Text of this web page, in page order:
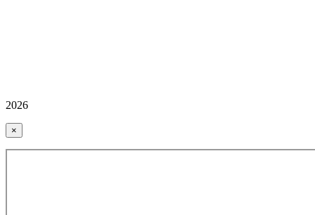
2026
×